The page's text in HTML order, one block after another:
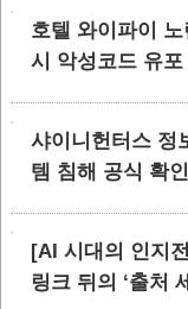
호텔 와이파이
시 악성코드 유포
샤이니헌터스 정
템 침해 공식 확인
[AI 시대의 인지
링크 뒤의 ‘출처